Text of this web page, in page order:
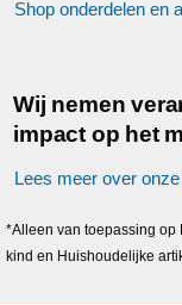
Shop onderdelen en
Wij nemen
impact op het
Lees meer over
*Alleen van toepassing op
kind en Huishoudelijke